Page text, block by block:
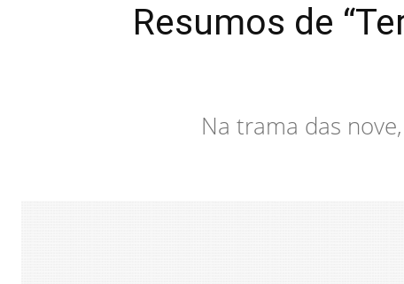
Resumos de
Na trama das